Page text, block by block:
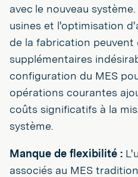
avec le nouveau
usines et l'optimisation
de la fabrication
supplémentaires
configuration du MES
opérations courantes
coûts significatifs à la
système.
Manque de flexibilité :
associés au MES